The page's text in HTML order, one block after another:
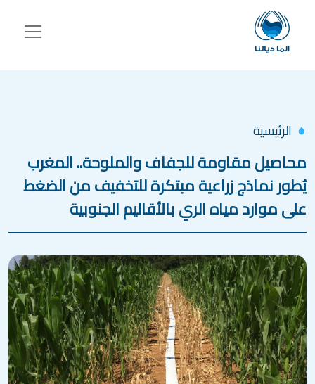
تجاوز إلى المحتوى الرئيسي
الرئيسية
محاصيل مقاومة للجفاف والملوحة.. المغرب
يُطور نماذج زراعية مبتكرة للتخفيف من الضغط
على موارد مياه الري بالأقاليم الجنوبية